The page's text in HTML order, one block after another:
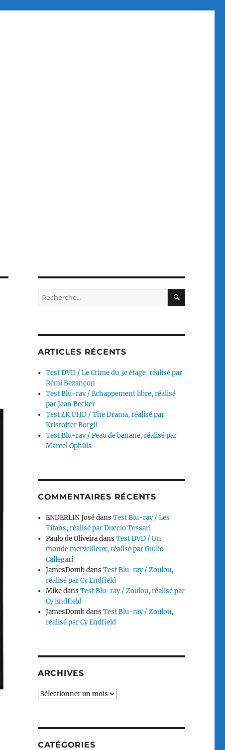
Recherche
pour :
ARTICLES RÉCENTS
Test DVD / Le Crime du 3e étage, réalisé par
Rémi Bezançon
Test Blu-ray / Échappement libre, réalisé
par Jean Becker
Test 4K UHD / The Drama, réalisé par
Kristoffer Borgli
Test Blu-ray / Peau de banane, réalisé par
Marcel Ophüls
COMMENTAIRES RÉCENTS
ENDERLIN JosédansTest Blu-ray / Les
Titans, réalisé par Duccio Tessari
Paulo de OliveiradansTest DVD / Un
monde merveilleux, réalisé par Giulio
Callegari
JamesDombdansTest Blu-ray / Zoulou,
réalisé par Cy Endfield
MikedansTest Blu-ray / Zoulou, réalisé par
Cy Endfield
JamesDombdansTest Blu-ray / Zoulou,
réalisé par Cy Endfield
ARCHIVES
Archives
CATÉGORIES